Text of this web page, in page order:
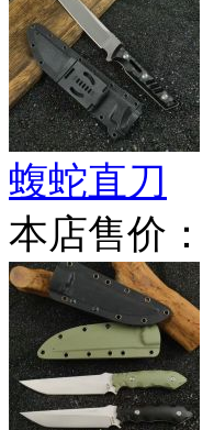
蝮蛇直刀
本店售价：